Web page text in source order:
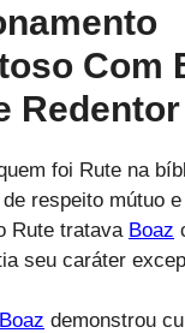
Com
Redentor
foi Rute na
respeito mútuo e
Rute tratava Boaz
seu caráter
Boaz demonstrou